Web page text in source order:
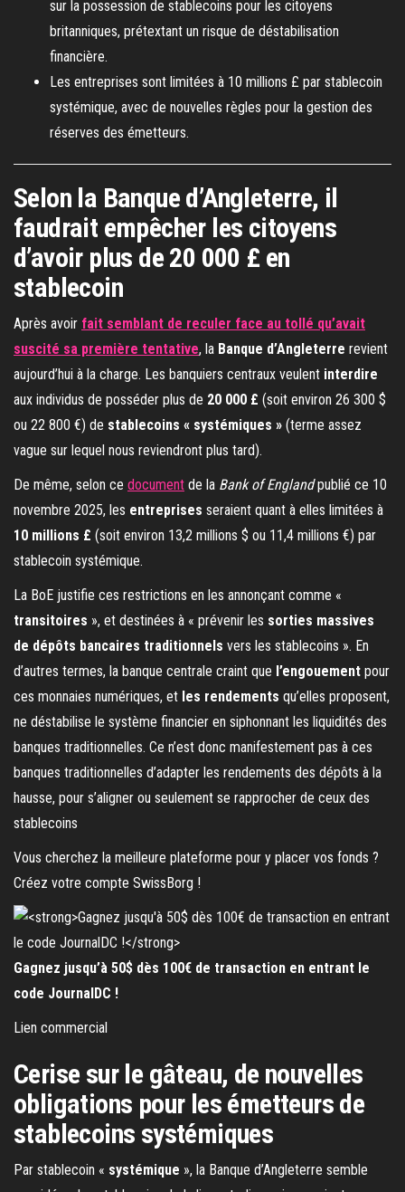
sur la possession de stablecoins pour les citoyens
britanniques, prétextant un risque de déstabilisation
financière.
Les entreprises sont limitées à 10 millions £ par stablecoin
systémique, avec de nouvelles règles pour la gestion des
réserves des émetteurs.
Selon la Banque d’Angleterre, il
faudrait empêcher les citoyens
d’avoir plus de 20 000 £ en
stablecoin
Après avoir fait semblant de reculer face au tollé qu’avait
suscité sa première tentative, la Banque d’Angleterre revient
aujourd’hui à la charge. Les banquiers centraux veulent interdire
aux individus de posséder plus de 20 000 £ (soit environ 26 300 $
ou 22 800 €) de stablecoins « systémiques » (terme assez
vague sur lequel nous reviendront plus tard).
De même, selon ce document de la Bank of Englandpublié ce 10
novembre 2025, les entreprises seraient quant à elles limitées à
10 millions £ (soit environ 13,2 millions $ ou 11,4 millions €) par
stablecoin systémique.
La BoE justifie ces restrictions en les annonçant comme «
transitoires », et destinées à « prévenir les sorties massives
de dépôts bancaires traditionnels vers les stablecoins ». En
d’autres termes, la banque centrale craint que l’engouement pour
ces monnaies numériques, et les rendements qu’elles proposent,
ne déstabilise le système financier en siphonnant les liquidités des
banques traditionnelles. Ce n’est donc manifestement pas à ces
banques traditionnelles d’adapter les rendements des dépôts à la
hausse, pour s’aligner ou seulement se rapprocher de ceux des
stablecoins
Vous cherchez la meilleure plateforme pour y placer vos fonds ?
Créez votre compte SwissBorg !
Gagnez jusqu’à 50$ dès 100€ de transaction en entrant le
code JournalDC !
Lien commercial
Cerise sur le gâteau, de nouvelles
obligations pour les émetteurs de
stablecoins systémiques
Par stablecoin « systémique », la Banque d’Angleterre semble